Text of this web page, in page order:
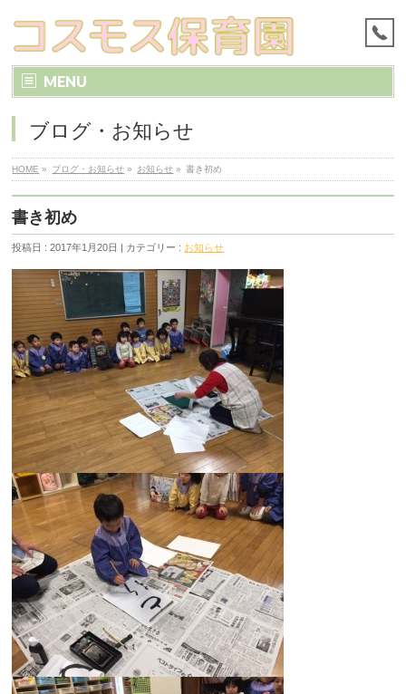
MENU
ブログ・お知らせ
HOME » ブログ・お知らせ » お知らせ » 書き初め
書き初め
投稿日 : 2017年1月20日 | カテゴリー : お知らせ